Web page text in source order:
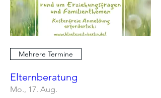
Mehrere Termine
Elternberatung
Mo., 17. Aug.